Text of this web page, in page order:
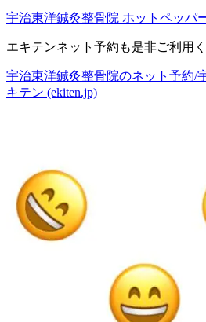
宇治東洋鍼灸整骨院 ホットペッパ
エキテンネット予約も是非ご利用
宇治東洋鍼灸整骨院のネット予約/
キテン (ekiten.jp)